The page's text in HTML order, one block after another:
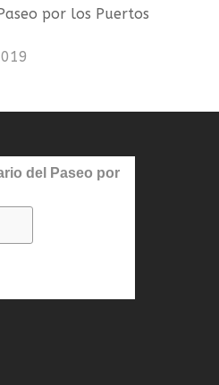
por los Puertos
del Paseo por